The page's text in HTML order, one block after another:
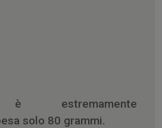
è estremamente
solo 80 grammi.